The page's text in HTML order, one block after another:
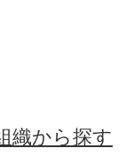
織から探す